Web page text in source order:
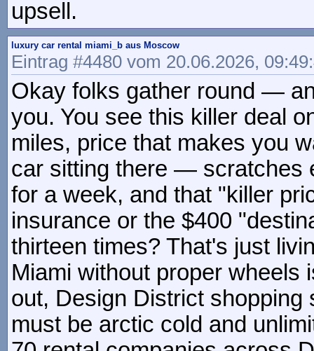
upsell.
luxury car rental miami_b aus Moscow
Eintrag #4480 vom 20.06.2026,
Okay folks gather round —
you. You see this killer deal
miles, price that makes you
car sitting there — scratches
for a week, and that "killer
insurance or the $400
thirteen times? That's just
Miami without proper wheels
out, Design District
must be arctic cold and